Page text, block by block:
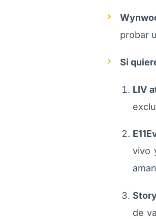
probar
Si
LIV
vivo
de